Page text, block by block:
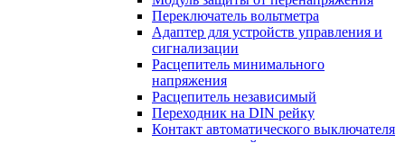
Переключатель вольтметра
Адаптер для устройств управления и
сигнализации
Расцепитель минимального
напряжения
Расцепитель независимый
Переходник на DIN рейку
Контакт автоматического выключателя